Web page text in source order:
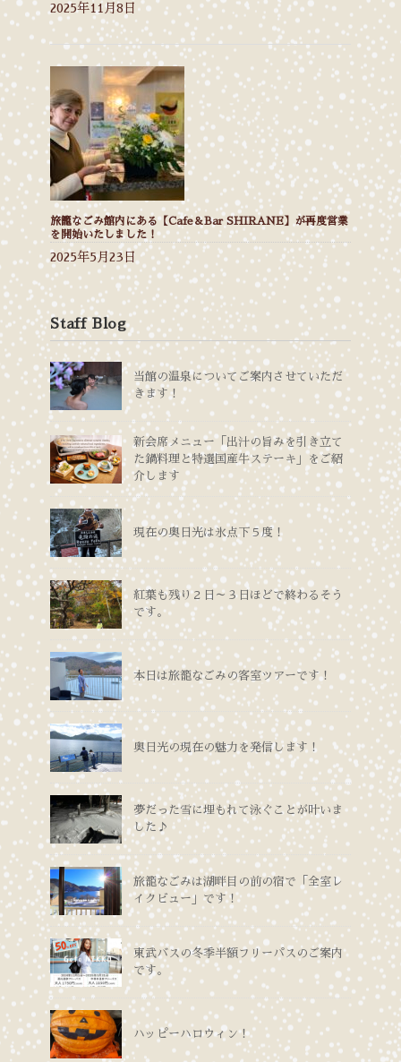
2025年11月8日
旅籠なごみ館内にある【Cafe＆Bar SHIRANE】が再度営業
を開始いたしました！
2025年5月23日
Staff Blog
当館の温泉についてご案内させていただ
きます！
新会席メニュー「出汁の旨みを引き立て
た鍋料理と特選国産牛ステーキ」をご紹
介します
現在の奥日光は氷点下５度！
紅葉も残り２日～３日ほどで終わるそう
です。
本日は旅籠なごみの客室ツアーです！
奥日光の現在の魅力を発信します！
夢だった雪に埋もれて泳ぐことが叶いま
した♪
旅籠なごみは湖畔目の前の宿で「全室レ
イクビュー」です！
東武バスの冬季半額フリーパスのご案内
です。
ハッピーハロウィン！